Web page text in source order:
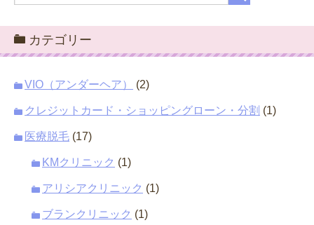
カテゴリー
VIO（アンダーヘア） (2)
クレジットカード・ショッピングローン・分割 (1)
医療脱毛 (17)
KMクリニック (1)
アリシアクリニック (1)
ブランクリニック (1)